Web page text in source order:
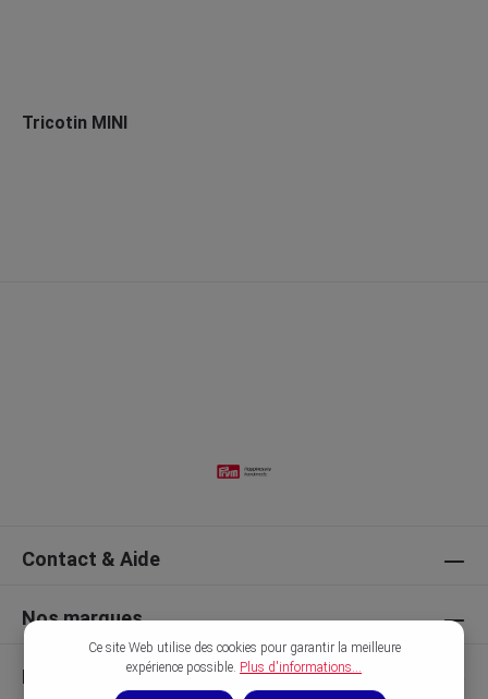
Tricotin MINI
Contact & Aide
Nos marques
Découvrir
Ce site Web utilise des cookies pour garantir la meilleure
expérience possible. Plus d'informations...